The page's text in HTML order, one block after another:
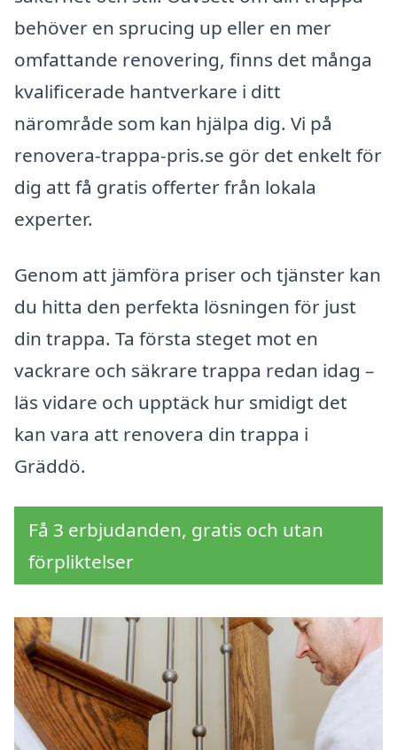
behöver en sprucing up eller en mer
omfattande renovering, finns det många
kvalificerade hantverkare i ditt
närområde som kan hjälpa dig. Vi på
renovera-trappa-pris.se gör det enkelt för
dig att få gratis offerter från lokala
experter.
Genom att jämföra priser och tjänster kan
du hitta den perfekta lösningen för just
din trappa. Ta första steget mot en
vackrare och säkrare trappa redan idag –
läs vidare och upptäck hur smidigt det
kan vara att renovera din trappa i
Gräddö.
Få 3 erbjudanden, gratis och utan
förpliktelser